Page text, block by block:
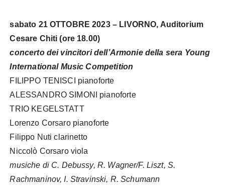
sabato 21 OTTOBRE 2023 – LIVORNO, Auditorium
Cesare Chiti (ore 18.00)
concerto dei vincitori dell’Armonie della sera Young
International Music Competition
FILIPPO TENISCI pianoforte
ALESSANDRO SIMONI pianoforte
TRIO KEGELSTATT
Lorenzo Corsaro pianoforte
Filippo Nuti clarinetto
Niccolò Corsaro viola
musiche di C. Debussy, R. Wagner/F. Liszt, S.
Rachmaninov, I. Stravinski, R. Schumann